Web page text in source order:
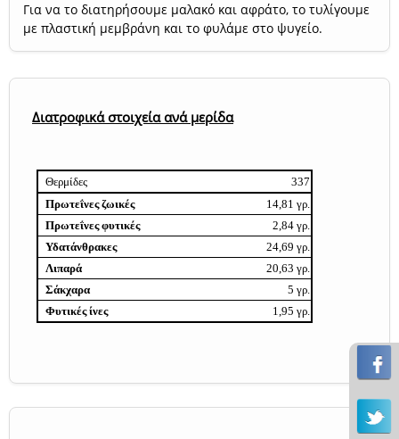
Για να το διατηρήσουμε μαλακό και αφράτο, το τυλίγουμε
με πλαστική μεμβράνη και το φυλάμε στο ψυγείο.
Διατροφικά στοιχεία ανά μερίδα
Θερμίδες
337
Πρωτεΐνες ζωικές
14,81 γρ.
Πρωτεΐνες φυτικές
2,84 γρ.
Υδατάνθρακες
24,69 γρ.
Λιπαρά
20,63 γρ.
Σάκχαρα
5 γρ.
Φυτικές ίνες
1,95 γρ.